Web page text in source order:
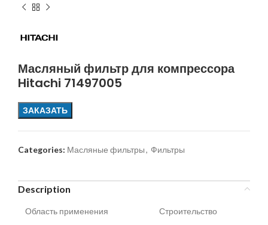
Масляный фильтр для компрессора
Hitachi 71497005
ЗАКАЗАТЬ
Categories: Масляные фильтры, Фильтры
Description
Область применения Строительство